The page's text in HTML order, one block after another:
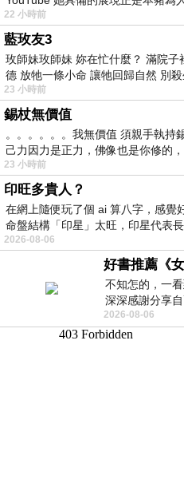
22 小時前
藍玫友3
玫師妹玫師妹 妳在忙什麼？ 滿院
德 放牠一條小命 讓牠回歸自然 別
23 小時前
錫杖無價值
。。。。。。我無價值 須親手執持
己力因力是正力，佛像也是你修的
23 小時前
印旺多貴人？
在網上隨便玩了個 ai 算八字，感
命盤結構「印星」太旺，印星代表
2026-08-06
不知怎的，一
深深感謝分享
不同樣貌的家
2026-08-06